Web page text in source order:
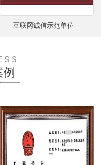
互联网诚信示范单位
例